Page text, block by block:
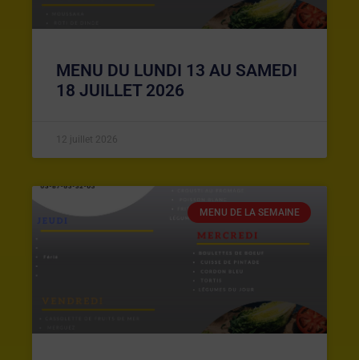
MENU DU LUNDI 13 AU SAMEDI
18 JUILLET 2026
12 juillet 2026
MENU DE LA SEMAINE